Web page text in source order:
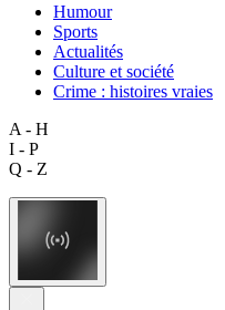
Humour
Sports
Actualités
Culture et société
Crime : histoires vraies
A - H
I - P
Q - Z